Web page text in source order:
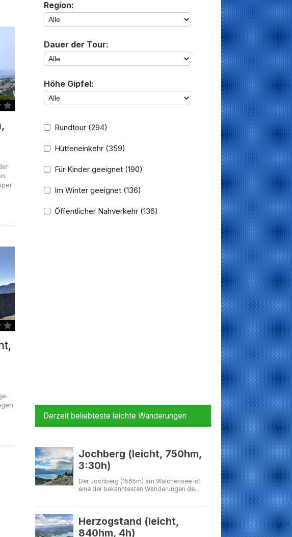
Region:
Dauer der Tour:
Höhe Gipfel:
Rundtour (294)
Hütteneinkehr (359)
Für Kinder geeignet (190)
Im Winter geeignet (136)
Öffentlicher Nahverkehr (136)
Derzeit beliebteste leichte Wanderungen